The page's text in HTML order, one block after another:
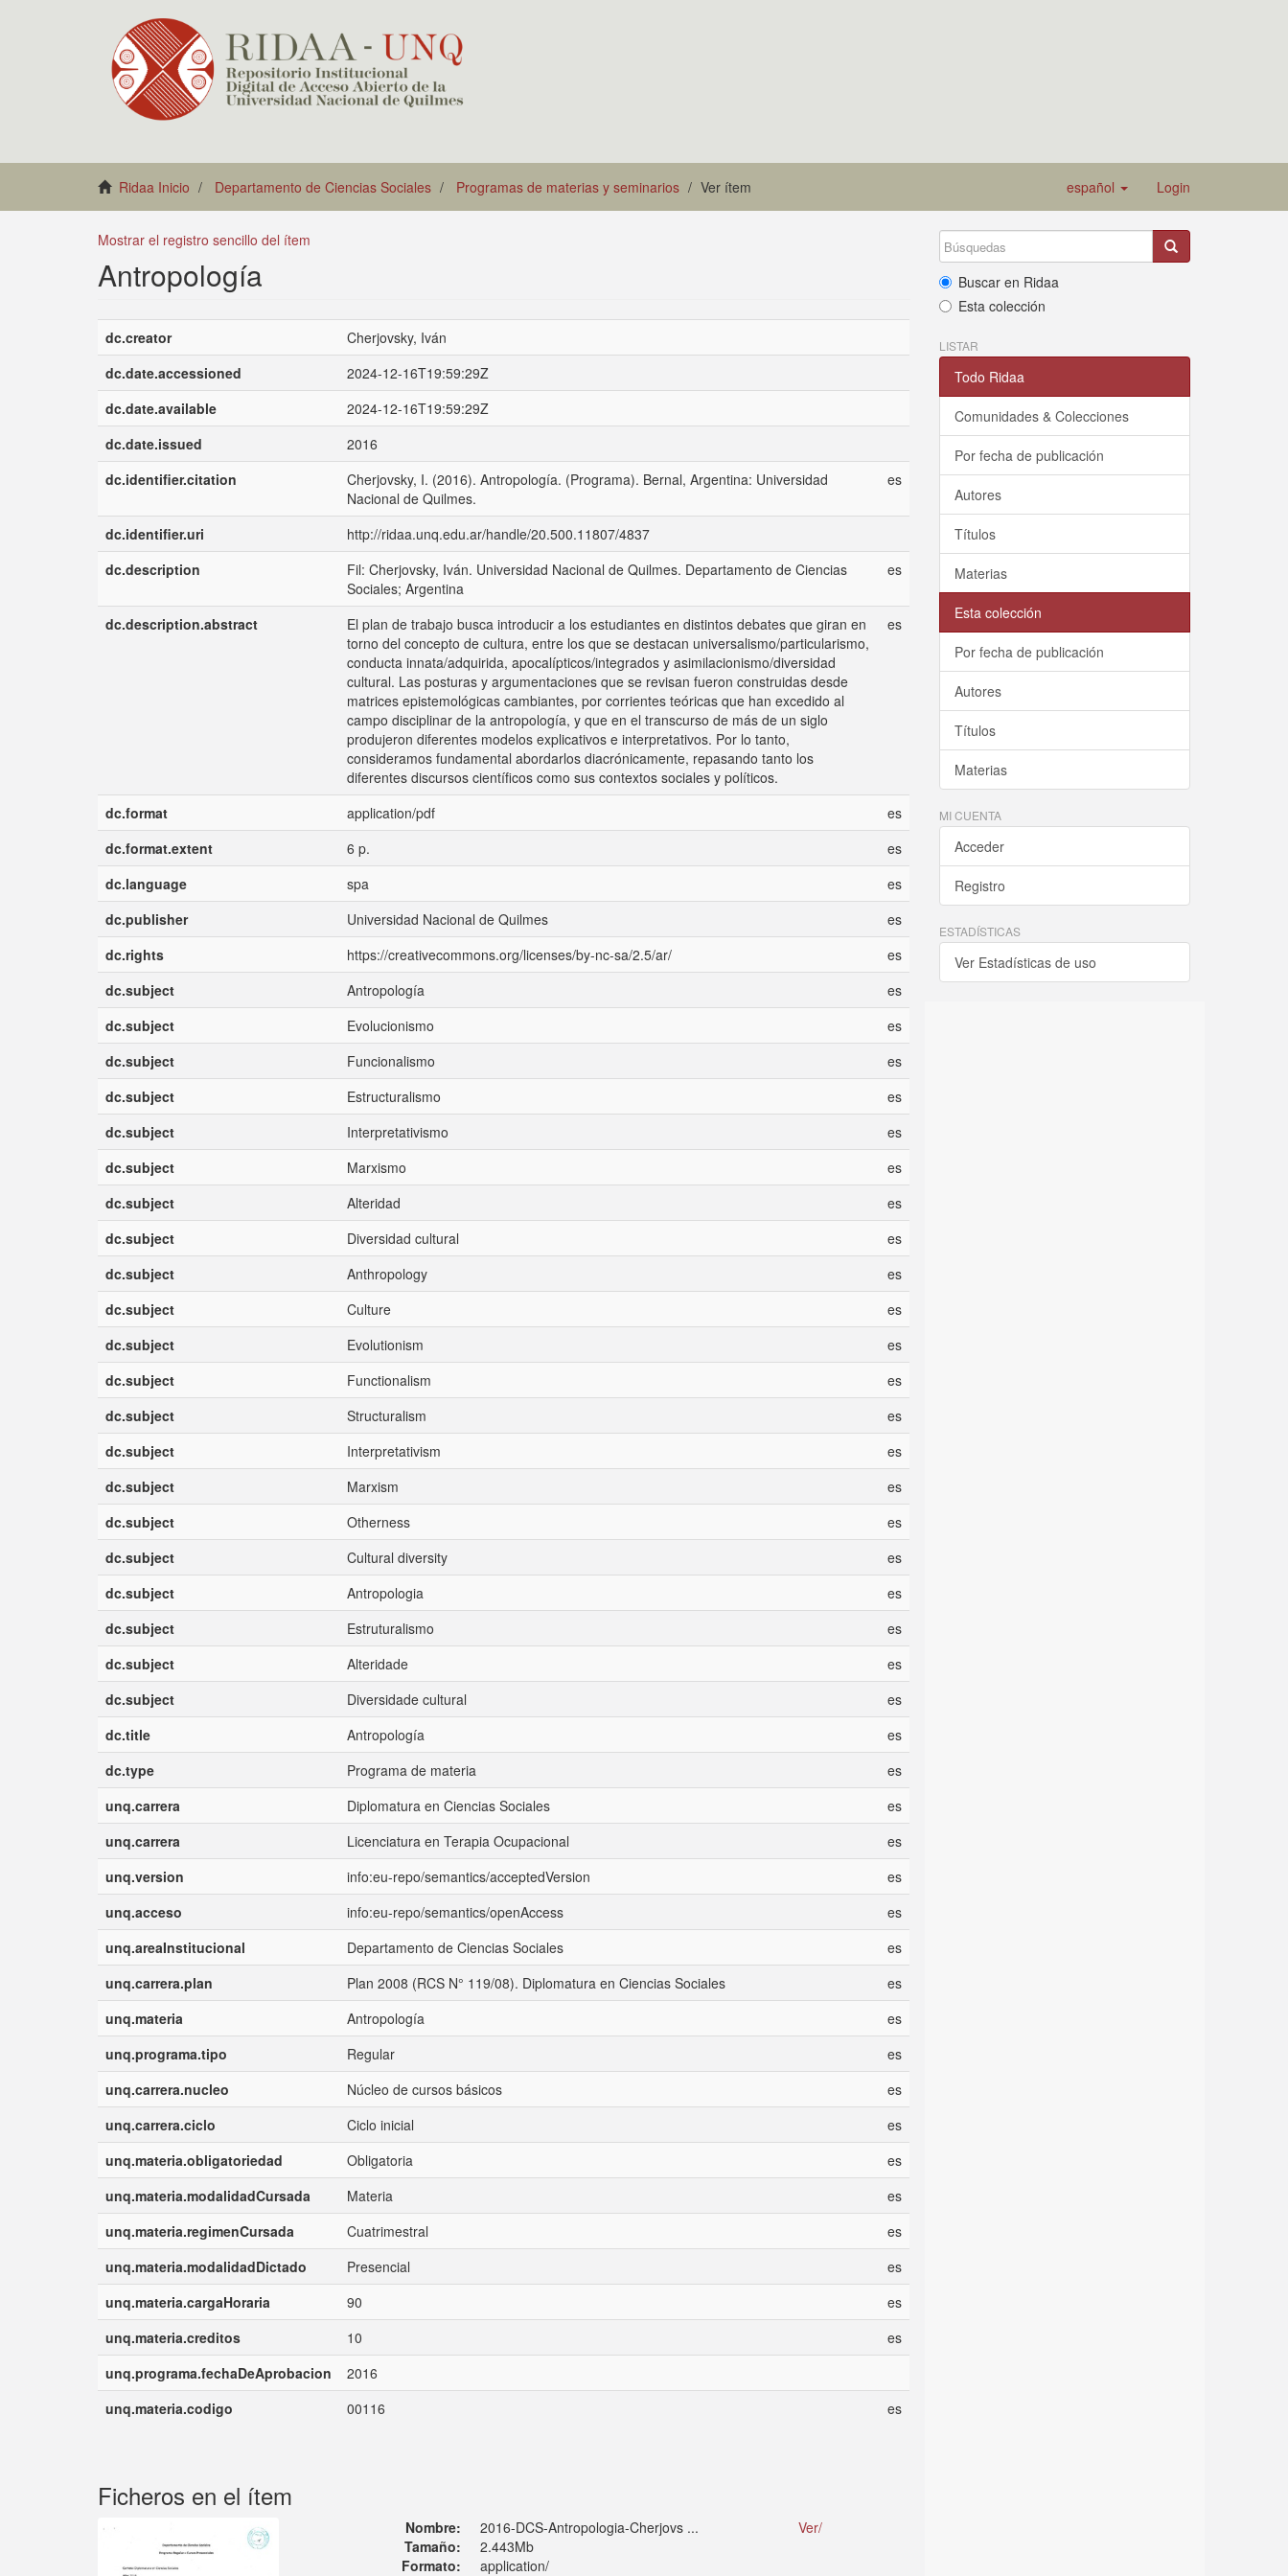
Ridaa Inicio Departamento de Ciencias Sociales Programas de materias y seminarios Ver ítem español Login
Mostrar el registro sencillo del ítem
Antropología
dc.creator
Cherjovsky, Iván
dc.date.accessioned
2024-12-16T19:59:29Z
dc.date.available
2024-12-16T19:59:29Z
dc.date.issued
2016
dc.identifier.citation
Cherjovsky, I. (2016). Antropología. (Programa). Bernal, Argentina: Universidad
Nacional de Quilmes.
es
dc.identifier.uri
http://ridaa.unq.edu.ar/handle/20.500.11807/4837
dc.description
Fil: Cherjovsky, Iván. Universidad Nacional de Quilmes. Departamento de Ciencias
Sociales; Argentina
es
dc.description.abstract
El plan de trabajo busca introducir a los estudiantes en distintos debates que giran en
torno del concepto de cultura, entre los que se destacan universalismo/particularismo,
conducta innata/adquirida, apocalípticos/integrados y asimilacionismo/diversidad
cultural. Las posturas y argumentaciones que se revisan fueron construidas desde
matrices epistemológicas cambiantes, por corrientes teóricas que han excedido al
campo disciplinar de la antropología, y que en el transcurso de más de un siglo
produjeron diferentes modelos explicativos e interpretativos. Por lo tanto,
consideramos fundamental abordarlos diacrónicamente, repasando tanto los
diferentes discursos científicos como sus contextos sociales y políticos.
es
dc.format application/pdf
es
dc.format.extent
6 p.
es
dc.language
spa
es
dc.publisher
Universidad Nacional de Quilmes
es
dc.rights
https://creativecommons.org/licenses/by-nc-sa/2.5/ar/
es
dc.subject
Antropología
es
dc.subject
Evolucionismo
es
dc.subject
Funcionalismo
es
dc.subject
Estructuralismo
es
dc.subject
Interpretativismo
es
dc.subject
Marxismo
es
dc.subject
Alteridad
es
dc.subject
Diversidad cultural
es
dc.subject
Anthropology
es
dc.subject
Culture
es
dc.subject
Evolutionism
es
dc.subject
Functionalism
es
dc.subject
Structuralism
es
dc.subject
Interpretativism
es
dc.subject
Marxism
es
dc.subject
Otherness
es
dc.subject
Cultural diversity
es
dc.subject
Antropologia
es
dc.subject
Estruturalismo
es
dc.subject
Alteridade
es
dc.subject
Diversidade cultural
es
dc.title
Antropología
es
dc.type
Programa de materia
es
unq.carrera
Diplomatura en Ciencias Sociales
es
unq.carrera
Licenciatura en Terapia Ocupacional
es
unq.version
info:eu-repo/semantics/acceptedVersion
es
unq.acceso
info:eu-repo/semantics/openAccess
es
unq.areaInstitucional
Departamento de Ciencias Sociales
es
unq.carrera.plan
Plan 2008 (RCS N° 119/08). Diplomatura en Ciencias Sociales
es
unq.materia
Antropología
es
unq.programa.tipo
Regular
es
unq.carrera.nucleo
Núcleo de cursos básicos
es
unq.carrera.ciclo
Ciclo inicial
es
unq.materia.obligatoriedad
Obligatoria
es
unq.materia.modalidadCursada
Materia
es
unq.materia.regimenCursada
Cuatrimestral
es
unq.materia.modalidadDictado
Presencial
es
unq.materia.cargaHoraria
90
es
unq.materia.creditos
10
es
unq.programa.fechaDeAprobacion
2016
unq.materia.codigo
00116 es
Ficheros en el ítem
Nombre:
2016-DCS-Antropologia-Cherjovs ...
Tamaño:
2.443Mb
Formato:
application/
Ver/
Buscar en Ridaa
Esta colección
LISTAR
Todo Ridaa
Comunidades & Colecciones
Por fecha de publicación
Autores
Títulos
Materias
Esta colección
Por fecha de publicación
Autores
Títulos
Materias
MI CUENTA
Acceder
Registro
ESTADÍSTICAS
Ver Estadísticas de uso